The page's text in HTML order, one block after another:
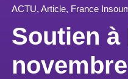
ACTU, Article, France
Soutien à